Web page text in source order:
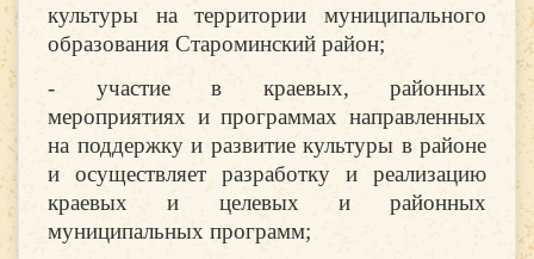
культуры на территории муниципального
образования Староминский район;
- участие в краевых, районных
мероприятиях и программах направленных
на поддержку и развитие культуры в районе
и осуществляет разработку и реализацию
краевых и целевых и районных
муниципальных программ;